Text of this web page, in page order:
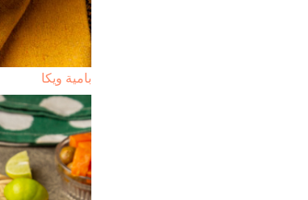
بامية ويكا